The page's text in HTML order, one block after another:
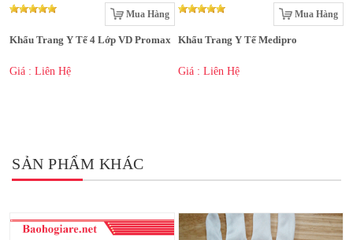
Mua Hàng
Khẩu Trang Y Tế 4 Lớp VD Promax
Giá : Liên Hệ
Mua Hàng
Khẩu Trang Y Tế Medipro
Giá : Liên Hệ
SẢN PHẨM KHÁC